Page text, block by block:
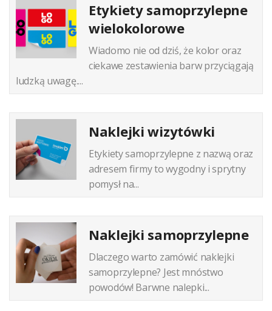
Etykiety samoprzylepne
wielokolorowe
Wiadomo nie od dziś, że kolor oraz
ciekawe zestawienia barw przyciągają
ludzką uwagę....
Naklejki wizytówki
Etykiety samoprzylepne z nazwą oraz
adresem firmy to wygodny i sprytny
pomysł na...
Naklejki samoprzylepne
Dlaczego warto zamówić naklejki
samoprzylepne? Jest mnóstwo
powodów! Barwne nalepki...